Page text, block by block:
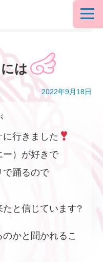
は
2022年9月18日
行きました
ー）が好きで
で踊るので
と信じています?
かと聞かれるこ